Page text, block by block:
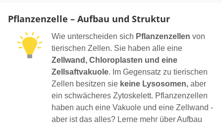
Pflanzenzelle – Aufbau und Struktur
Wie unterscheiden sich Pflanzenzellen von
tierischen Zellen. Sie haben alle eine
Zellwand, Chloroplasten und eine
Zellsaftvakuole. Im Gegensatz zu tierischen
Zellen besitzen sie keine Lysosomen, aber
ein schwächeres Zytoskelett. Pflanzenzellen
haben auch eine Vakuole und eine Zellwand -
aber ist das alles? Lerne mehr über Aufbau